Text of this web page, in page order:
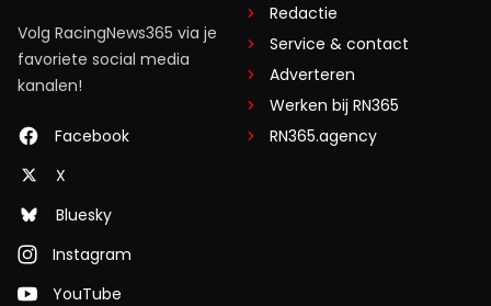
Volg RacingNews365 via je
favoriete social media
kanalen!
Facebook
X
Bluesky
Instagram
YouTube
Redactie
Service & contact
Adverteren
Werken bij RN365
RN365.agency